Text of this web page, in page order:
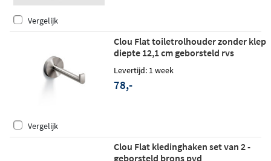
Vergelijk
Clou Flat toiletrolhouder zonder klep
diepte 12,1 cm geborsteld rvs
Levertijd: 1 week
78,-
Vergelijk
Clou Flat kledinghaken set van 2 -
geborsteld brons pvd